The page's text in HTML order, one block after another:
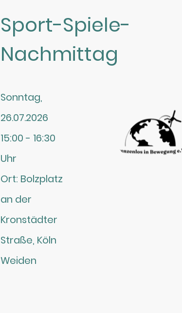
Sonntag,
26.07.2026
15:00 - 16:30
Uhr
Ort: Bolzplatz
an der
Kronstädter
Straße, Köln
Weiden
Sport-Spiele-
Nachmittag